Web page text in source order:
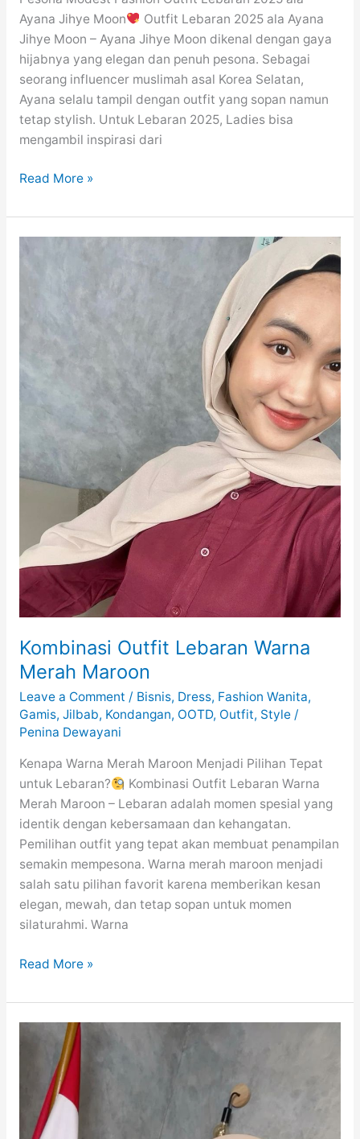
Ayana Jihye Moon
Outfit Lebaran 2025 ala Ayana
Jihye Moon – Ayana Jihye Moon dikenal dengan gaya
hijabnya yang elegan dan penuh pesona. Sebagai
seorang influencer muslimah asal Korea Selatan,
Ayana selalu tampil dengan outfit yang sopan namun
tetap stylish. Untuk Lebaran 2025, Ladies bisa
mengambil inspirasi dari
10
Lebaran
2025
ala
Moon
Read More »
Kombinasi Outfit Lebaran Warna
Merah Maroon
Leave a Comment / Bisnis, Dress, Fashion Wanita,
Gamis, Jilbab, Kondangan, OOTD, Outfit, Style/
Penina Dewayani
Kenapa Warna Merah Maroon Menjadi Pilihan Tepat
untuk Lebaran?
Kombinasi Outfit Lebaran Warna
Merah Maroon – Lebaran adalah momen spesial yang
identik dengan kebersamaan dan kehangatan.
Pemilihan outfit yang tepat akan membuat penampilan
semakin mempesona. Warna merah maroon menjadi
salah satu pilihan favorit karena memberikan kesan
elegan, mewah, dan tetap sopan untuk momen
silaturahmi. Warna
Kombinasi
Lebaran
Warna
Maroon
Read More »